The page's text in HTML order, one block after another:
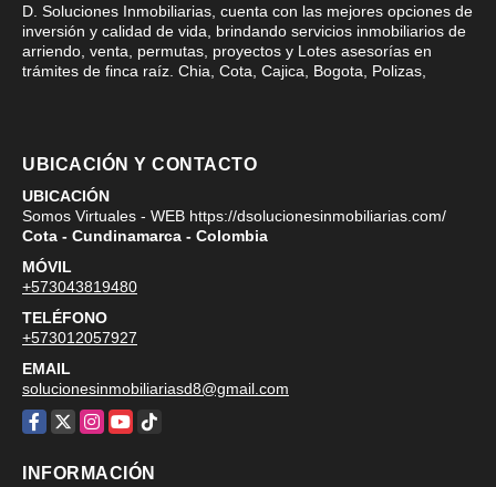
D. Soluciones Inmobiliarias, cuenta con las mejores opciones de
inversión y calidad de vida, brindando servicios inmobiliarios de
arriendo, venta, permutas, proyectos y Lotes asesorías en
trámites de finca raíz. Chia, Cota, Cajica, Bogota, Polizas,
UBICACIÓN Y CONTACTO
UBICACIÓN
Somos Virtuales - WEB https://dsolucionesinmobiliarias.com/
Cota - Cundinamarca - Colombia
MÓVIL
+573043819480
TELÉFONO
+573012057927
EMAIL
solucionesinmobiliariasd8@gmail.com
Facebook
X Instagram
YouTube
TikTok
INFORMACIÓN